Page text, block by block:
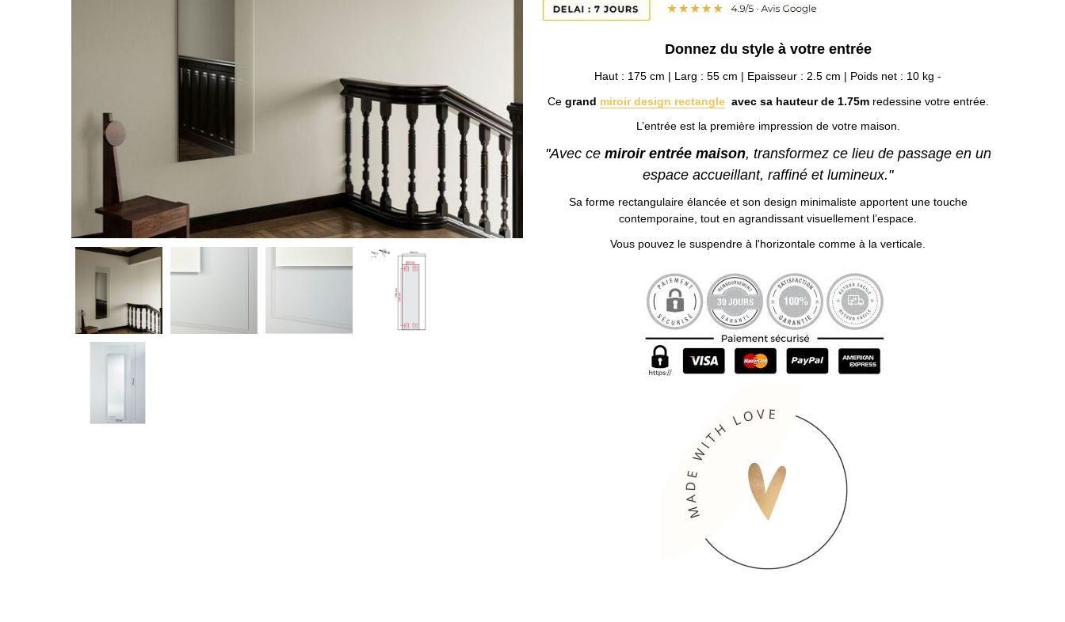
Donnez du style à votre entrée
Haut : 175 cm | Larg : 55 cm | Epaisseur : 2.5 cm | Poids net : 10 kg -
Ce grand miroir design rectangleavec sa hauteur de 1.75m redessine votre entrée.
L’entrée est la première impression de votre maison.
"Avec ce miroir entrée maison, transformez ce lieu de passage en un
espace accueillant, raffiné et lumineux."
Sa forme rectangulaire élancée et son design minimaliste apportent une touche
contemporaine, tout en agrandissant visuellement l’espace.
Vous pouvez le suspendre à l'horizontale comme à la verticale.